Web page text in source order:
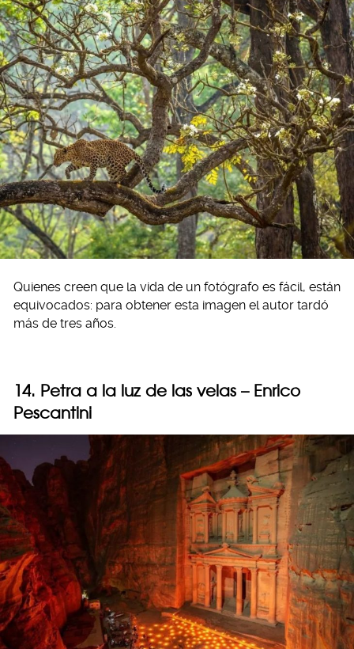
Quienes creen que la vida de un fotógrafo es fácil, están
equivocados: para obtener esta imagen el autor tardó
más de tres años.
14. Petra a la luz de las velas – Enrico
Pescantini